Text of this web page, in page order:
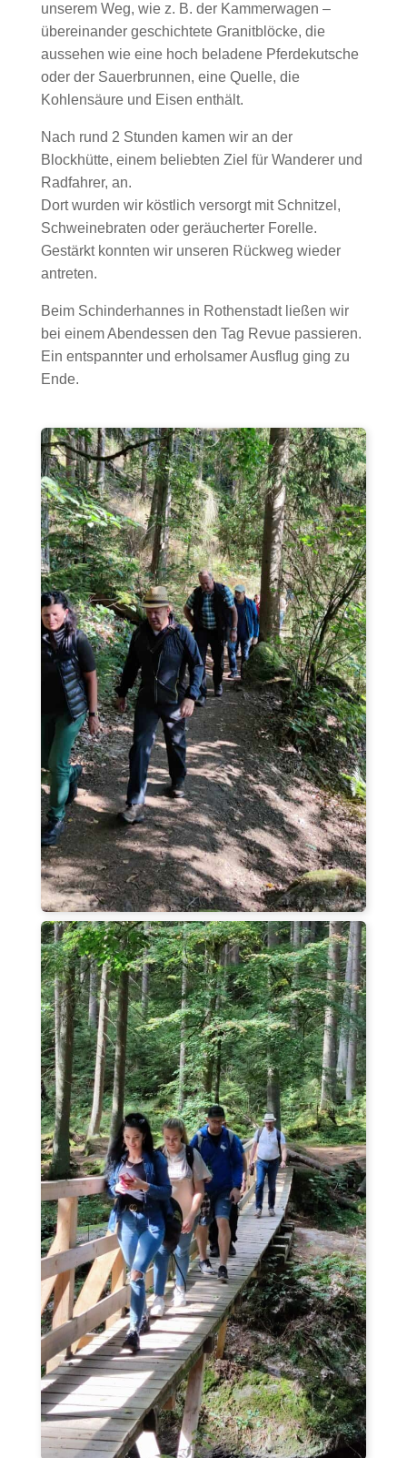
unserem Weg, wie z. B. der Kammerwagen –
übereinander geschichtete Granitblöcke, die
aussehen wie eine hoch beladene Pferdekutsche
oder der Sauerbrunnen, eine Quelle, die
Kohlensäure und Eisen enthält.
Nach rund 2 Stunden kamen wir an der
Blockhütte, einem beliebten Ziel für Wanderer und
Radfahrer, an.
Dort wurden wir köstlich versorgt mit Schnitzel,
Schweinebraten oder geräucherter Forelle.
Gestärkt konnten wir unseren Rückweg wieder
antreten.
Beim Schinderhannes in Rothenstadt ließen wir
bei einem Abendessen den Tag Revue passieren.
Ein entspannter und erholsamer Ausflug ging zu
Ende.